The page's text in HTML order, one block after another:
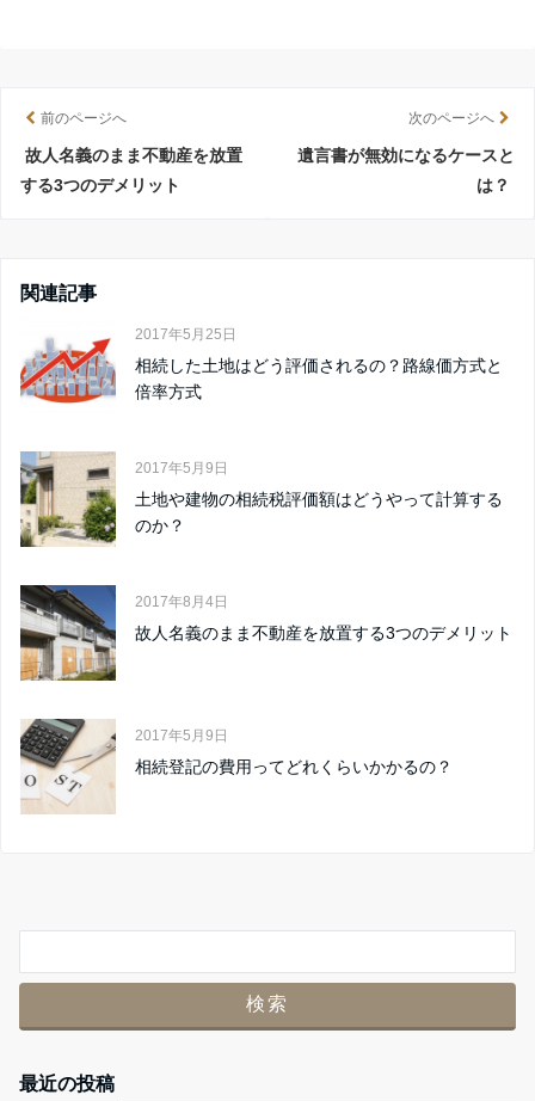
前のページへ
故人名義のまま不動産を放置
する3つのデメリット
次のページへ
遺言書が無効になるケースと
は？
関連記事
2017年5月25日
相続した土地はどう評価されるの？路線価方式と
倍率方式
2017年5月9日
土地や建物の相続税評価額はどうやって計算する
のか？
2017年8月4日
故人名義のまま不動産を放置する3つのデメリット
2017年5月9日
相続登記の費用ってどれくらいかかるの？
最近の投稿